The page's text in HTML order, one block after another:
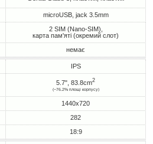
microUSB, jack 3.5mm
2 SIM (Nano-SIM),
карта пам'яті (окремий слот)
немає
IPS
5.7", 83.8cm2
(~76.2% площі корпусу)
1440x720
282
18:9